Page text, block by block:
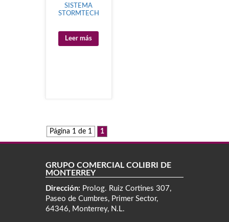
SISTEMA
STORMTECH
Leer más
Página 1 de 1 1
GRUPO COMERCIAL COLIBRÍ DE
MONTERREY
Dirección: Prolog. Ruiz Cortines 307,
Paseo de Cumbres, Primer Sector,
64346, Monterrey, N.L.